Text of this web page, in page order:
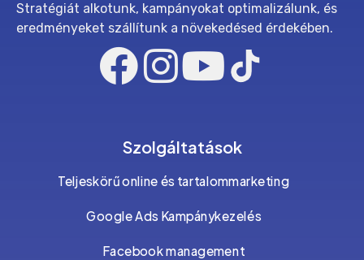
Stratégiát alkotunk, kampányokat optimalizálunk, és
eredményeket szállítunk a növekedésed érdekében.
Szolgáltatások
Teljeskörű online és tartalommarketing
Google Ads Kampánykezelés
Facebook management